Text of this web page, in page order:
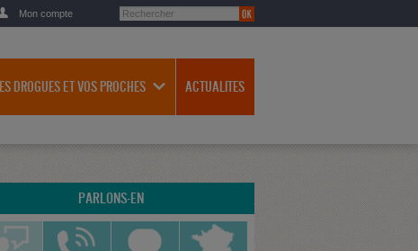
Mon compte
LES DROGUES ET VOS PROCHES ACTUALITES
PARLONS-EN